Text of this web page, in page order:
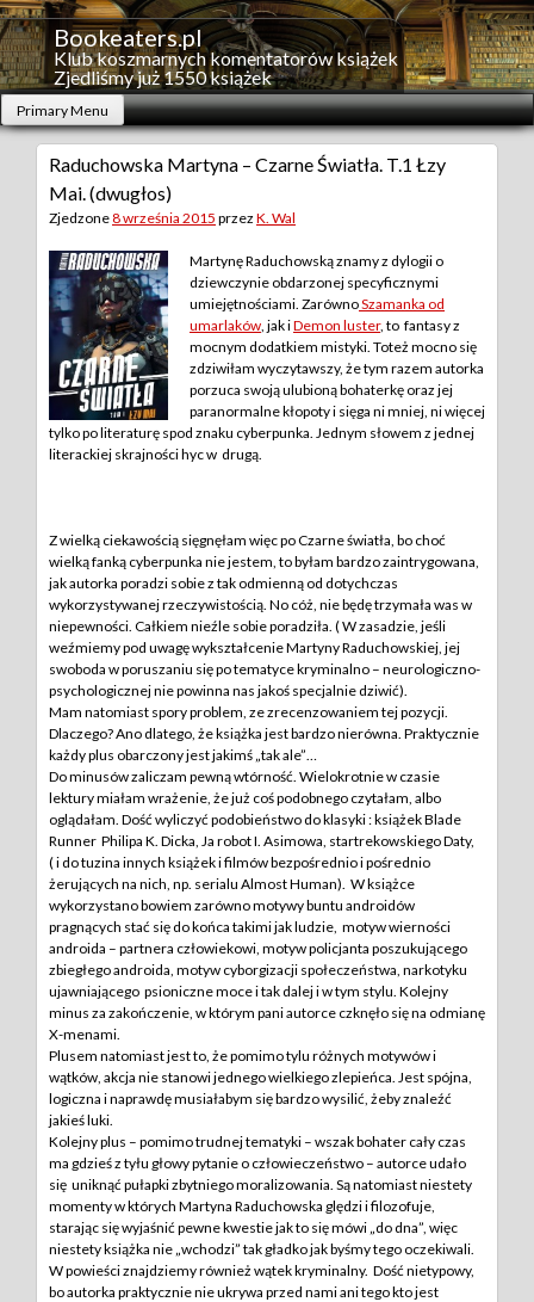
Skip
to
content
Bookeaters.pl
Klub koszmarnych komentatorów książek
Zjedliśmy już 1550 książek
Primary Menu
Raduchowska Martyna – Czarne Światła. T.1 Łzy
Mai. (dwugłos)
Zjedzone8 września 2015 przez K. Wal
Martynę Raduchowską znamy z dylogii o
dziewczynie obdarzonej specyficznymi
umiejętnościami. ZarównoSzamanka od
umarlaków , jak iDemon luster, to fantasy z
mocnym dodatkiem mistyki. Toteż mocno się
zdziwiłam wyczytawszy, że tym razem autorka
porzuca swoją ulubioną bohaterkę oraz jej
paranormalne kłopoty i sięga ni mniej, ni więcej
tylko po literaturę spod znaku cyberpunka. Jednym słowem z jednej
literackiej skrajności hyc w drugą.
Z wielką ciekawością sięgnęłam więc po Czarne światła, bo choć
wielką fanką cyberpunka nie jestem, to byłam bardzo zaintrygowana,
jak autorka poradzi sobie z tak odmienną od dotychczas
wykorzystywanej rzeczywistością. No cóż, nie będę trzymała was w
niepewności. Całkiem nieźle sobie poradziła. ( W zasadzie, jeśli
weźmiemy pod uwagę wykształcenie Martyny Raduchowskiej, jej
swoboda w poruszaniu się po tematyce kryminalno – neurologiczno-
psychologicznej nie powinna nas jakoś specjalnie dziwić).
Mam natomiast spory problem, ze zrecenzowaniem tej pozycji.
Dlaczego? Ano dlatego, że książka jest bardzo nierówna. Praktycznie
każdy plus obarczony jest jakimś „tak ale”…
Do minusów zaliczam pewną wtórność. Wielokrotnie w czasie
lektury miałam wrażenie, że już coś podobnego czytałam, albo
oglądałam. Dość wyliczyć podobieństwo do klasyki : książek Blade
Runner Philipa K. Dicka, Ja robot I. Asimowa, startrekowskiego Daty,
( i do tuzina innych książek i filmów bezpośrednio i pośrednio
żerujących na nich, np. serialu Almost Human). W książce
wykorzystano bowiem zarówno motywy buntu androidów
pragnących stać się do końca takimi jak ludzie, motyw wierności
androida – partnera człowiekowi, motyw policjanta poszukującego
zbiegłego androida, motyw cyborgizacji społeczeństwa, narkotyku
ujawniającego psioniczne moce i tak dalej i w tym stylu. Kolejny
minus za zakończenie, w którym pani autorce czknęło się na odmianę
X-menami.
Plusem natomiast jest to, że pomimo tylu różnych motywów i
wątków, akcja nie stanowi jednego wielkiego zlepieńca. Jest spójna,
logiczna i naprawdę musiałabym się bardzo wysilić, żeby znaleźć
jakieś luki.
Kolejny plus – pomimo trudnej tematyki – wszak bohater cały czas
ma gdzieś z tyłu głowy pytanie o człowieczeństwo – autorce udało
się uniknąć pułapki zbytniego moralizowania. Są natomiast niestety
momenty w których Martyna Raduchowska ględzi i filozofuje,
starając się wyjaśnić pewne kwestie jak to się mówi „do dna”, więc
niestety książka nie „wchodzi” tak gładko jak byśmy tego oczekiwali.
W powieści znajdziemy również wątek kryminalny. Dość nietypowy,
bo autorka praktycznie nie ukrywa przed nami ani tego kto jest